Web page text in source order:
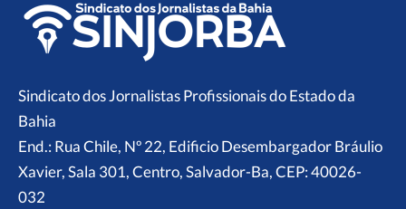
Sindicato dos Jornalistas Profissionais do Estado da
Bahia
End.: Rua Chile, Nº 22, Edificio Desembargador Bráulio
Xavier, Sala 301, Centro, Salvador-Ba, CEP: 40026-
032